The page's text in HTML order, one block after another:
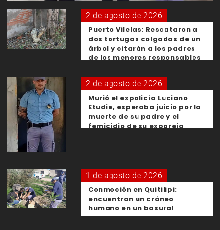
2 de agosto de 2026
Puerto Vilelas: Rescataron a
dos tortugas colgadas de un
árbol y citarán a los padres
de los menores responsables
2 de agosto de 2026
Murió el expolicía Luciano
Etudie, esperaba juicio por la
muerte de su padre y el
femicidio de su expareja
1 de agosto de 2026
Conmoción en Quitilipi:
encuentran un cráneo
humano en un basural